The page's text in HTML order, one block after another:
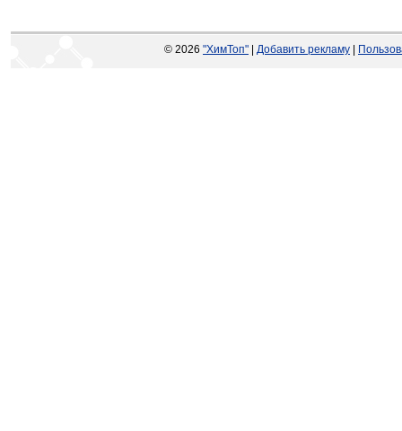
© 2026 "ХимТоп" Добавить рекламу